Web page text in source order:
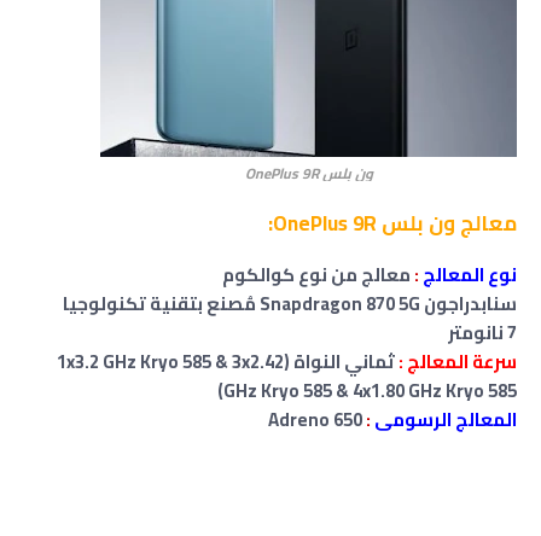
ون بلس OnePlus 9R
معالج ون بلس OnePlus 9R:
نوع المعالج:معالج من نوع كوالكوم
سنابدراجون Snapdragon 870 5G مُصنع بتقنية تكنولوجيا
7 نانومتر
سرعة المعالج :
ثماني النواة (1x3.2 GHz Kryo 585 & 3x2.42
GHz Kryo 585 & 4x1.80 GHz Kryo 585)
المعالج الرسومى:
Adreno 650